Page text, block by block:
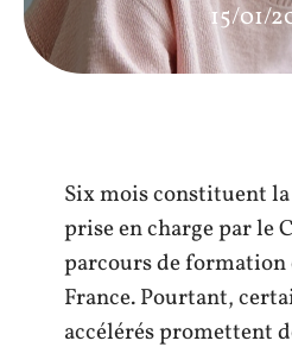
15/01/
Six mois constituent
prise en charge par le
parcours de
France. Pourtant,
accélérés promettent